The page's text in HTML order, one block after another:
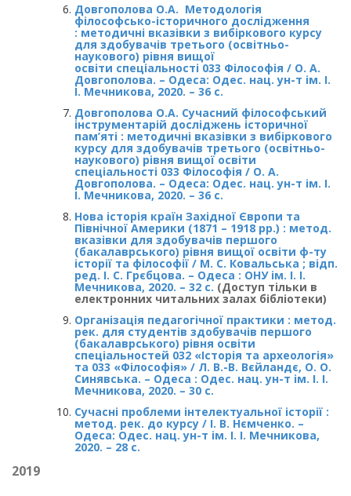
Довгополова О.А. Методологія
філософсько-історичного дослідження
: методичні вказівки з вибіркового курсу
для здобувачів третього (освітньо-
наукового) рівня вищої
освіти спеціальності 033 Філософія / О. А.
Довгополова. – Одеса: Одес. нац. ун-т ім. І.
І. Мечникова, 2020. – 36 с.
Довгополова О.А. Сучасний філософський
інструментарій досліджень історичної
пам’яті : методичні вказівки з вибіркового
курсу для здобувачів третього (освітньо-
наукового) рівня вищої освіти
спеціальності 033 Філософія / О. А.
Довгополова. – Одеса: Одес. нац. ун-т ім. І.
І. Мечникова, 2020. – 36 с.
Нова історія країн Західної Європи та
Північної Америки (1871 – 1918 рр.) : метод.
вказівки для здобувачів першого
(бакалаврського) рівня вищої освіти ф-ту
історії та філософії / М. С. Ковальська ; відп.
ред. І. С. Грєбцова. – Одеса : ОНУ ім. І. І.
Мечникова, 2020. – 32 с. (Доступ тільки в
електронних читальних залах бібліотеки)
Організація педагогічної практики : метод.
рек. для студентів здобувачів першого
(бакалаврського) рівня освіти
спеціальностей 032 «Історія та археологія»
та 033 «Філософія» / Л. В.-В. Вєйландє, О. О.
Синявська. – Одеса : Одес. нац. ун-т ім. І. І.
Мечникова, 2020. – 30 с.
Сучасні проблеми інтелектуальної історії :
метод. рек. до курсу / І. В. Нємченко. –
Одеса: Одес. нац. ун-т ім. І. І. Мечникова,
2020. – 28 с.
2019